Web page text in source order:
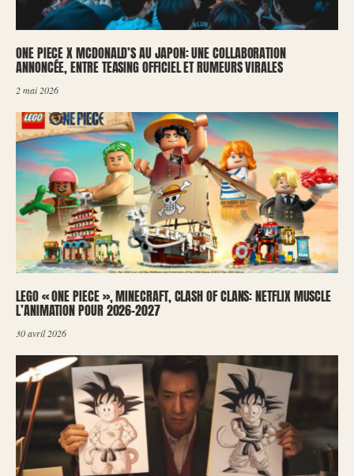
ONE PIECE X MCDONALD’S AU JAPON: UNE COLLABORATION
ANNONCÉE, ENTRE TEASING OFFICIEL ET RUMEURS VIRALES
2 mai 2026
LEGO « ONE PIECE », MINECRAFT, CLASH OF CLANS: NETFLIX MUSCLE
L’ANIMATION POUR 2026-2027
30 avril 2026